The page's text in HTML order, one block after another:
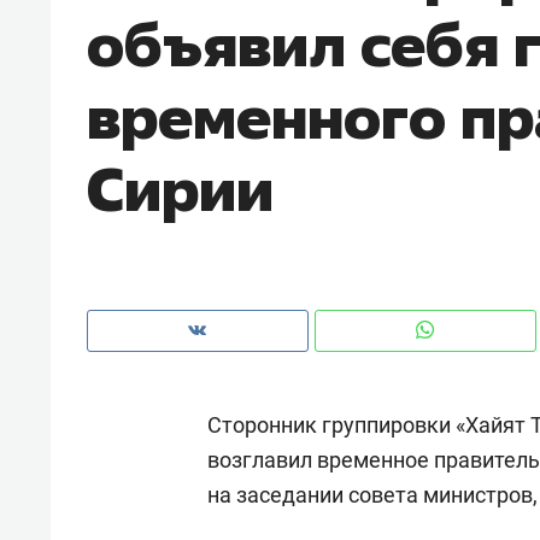
объявил себя
временного
Сирии
Сторонник группировки
возглавил временное
на заседании совета
рынки, почему надо знать
чем интересен Оман?
Рекомендуем
Как ГК «МИР ГРУПП» и ВТБ
создают оазис жилого
150
ID